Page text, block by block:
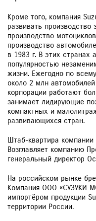
Кроме того, компания
развивать производство
производство
производство
в 1983 г. В этих странах
популярностью
жизни. Ежегодно по
около 2 млн
корпорации работают
занимает лидирующие
компактных и
развивающихся стран.
Штаб-квартира
Возглавляет компанию
генеральный директор
На российском рынке
Компания ООО «СУЗУКИ
импортёром продукции
территории России.